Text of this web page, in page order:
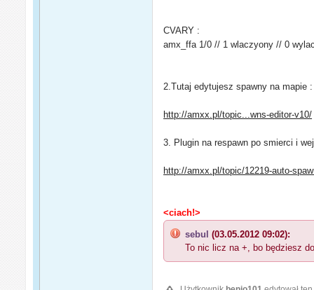
CVARY :
amx_ffa 1/0 // 1 wlaczyony // 0
2.Tutaj edytujesz spawny na mapie :
http://amxx.pl/topic...wns-editor-v10/
3. Plugin na respawn po smierci i
http://amxx.pl/topic/12219-auto-
<ciach!>
sebul (03.05.2012 09:02):
To nic licz na +, bo będziesz